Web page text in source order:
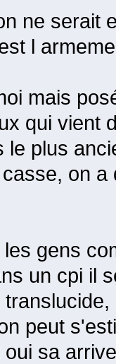
ne serait
l
mais
qui vient
le plus
on
les gens
un cpi il
peut
oui sa